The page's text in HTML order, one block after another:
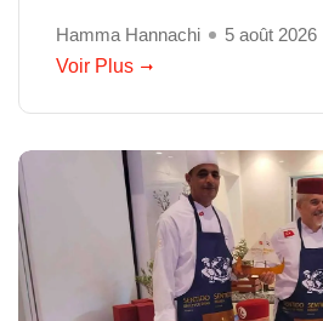
Hamma Hannachi
5 août 2026
Voir Plus